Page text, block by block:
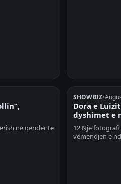
në qendër të
SHOWBIZ•
Dora e
dyshimet e
12 Një
vëmendjen e